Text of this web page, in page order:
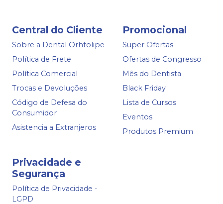
Central do Cliente
Sobre a Dental Orhtolipe
Política de Frete
Política Comercial
Trocas e Devoluções
Código de Defesa do
Consumidor
Asistencia a Extranjeros
Promocional
Super Ofertas
Ofertas de Congresso
Mês do Dentista
Black Friday
Lista de Cursos
Eventos
Produtos Premium
Privacidade e
Segurança
Política de Privacidade -
LGPD